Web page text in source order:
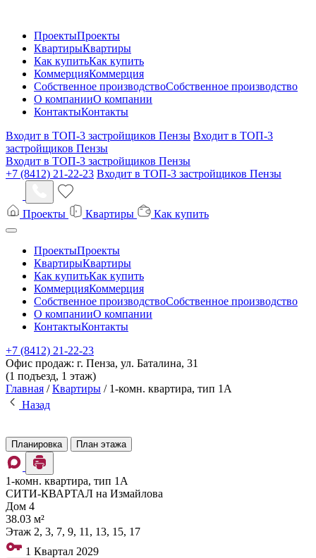
ПроектыПроекты
КвартирыКвартиры
Как купитьКак купить
КоммерцияКоммерция
Собственное производствоСобственное производство
О компанииО компании
КонтактыКонтакты
Входит в ТОП-3 застройщиков Пензы Входит в ТОП-3
застройщиков Пензы
Входит в ТОП-3 застройщиков Пензы
+7 (8412) 21-22-23 Входит в ТОП-3 застройщиков Пензы
Проекты Квартиры Как купить
ПроектыПроекты
КвартирыКвартиры
Как купитьКак купить
КоммерцияКоммерция
Собственное производствоСобственное производство
О компанииО компании
КонтактыКонтакты
+7 (8412) 21-22-23
Офис продаж: г. Пенза, ул. Баталина, 31
(1 подъезд, 1 этаж)
Главная /Квартиры / 1-комн. квартира, тип 1А
Назад
Планировка План этажа
1-комн. квартира, тип 1А
СИТИ-КВАРТАЛ на Измайлова
Дом 4
38.03 м²
Этаж 2, 3, 7, 9, 11, 13, 15, 17
1 Квартал 2029